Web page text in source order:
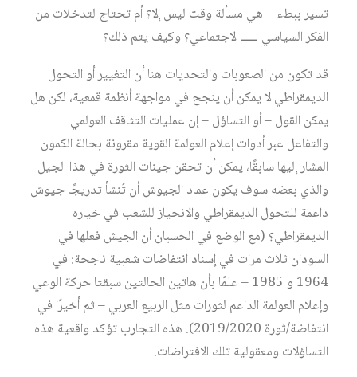
تسير ببطء – هي مسألة وقت ليس إلا؟ أم تحتاج لتدخلات من
الفكر السياسي ـــــ الاجتماعي؟ وكيف يتم ذلك؟
قد تكون من الصعوبات والتحديات هنا أن التغيير أو التحول
الديمقراطي لا يمكن أن ينجح في مواجهة أنظمة قمعية، لكن هل
يمكن القول – أو التساؤل – إن عمليات التثاقف العولمي
والتفاعل عبر أدوات إعلام العولمة القوية مقرونة بحالة الكمون
المشار إليها سابقًا، يمكن أن تحقن جينات الثورة في هذا الجيل
والذي بعضه سوف يكون عماد الجيوش أن تُنشأ تدريجًا جيوش
داعمة للتحول الديمقراطي والانحياز للشعب في خياره
الديمقراطي؟ (مع الوضع في الحسبان أن الجيش فعلها في
السودان ثلاث مرات في إسناد انتفاضات شعبية ناجحة: في
1964 و 1985 – علمًا بأن هاتين الحالتين سبقتا حركة الوعي
وإعلام العولمة الداعم لثورات مثل الربيع العربي – ثم أخيرًا في
انتفاضة/ثورة 2019/2020). هذه التجارب تؤكد واقعية هذه
التساؤلات ومعقولية تلك الافتراضات.